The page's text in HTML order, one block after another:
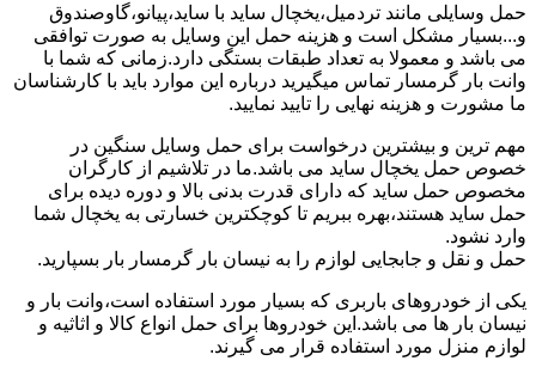
حمل وسایلی مانند تردمیل،یخچال ساید با ساید،پیانو،گاوصندوق
و...بسیار مشکل است و هزینه حمل این وسایل به صورت توافقی
می باشد و معمولا به تعداد طبقات بستگی دارد.زمانی که شما با
وانت بار گرمسار تماس میگیرید درباره این موارد باید با کارشناسان
ما مشورت و هزینه نهایی را تایید نمایید.
مهم ترین و بیشترین درخواست برای حمل وسایل سنگین در
خصوص حمل یخچال ساید می باشد.ما در تلاشیم از کارگران
مخصوص حمل ساید که دارای قدرت بدنی بالا و دوره دیده برای
حمل ساید هستند،بهره ببریم تا کوچکترین خسارتی به یخچال شما
وارد نشود.
حمل و نقل و جابجایی لوازم را به نیسان بار گرمسار بار بسپارید.
یکی از خودروهای باربری که بسیار مورد استفاده است،وانت بار و
نیسان بار ها می باشد.این خودروها برای حمل انواع کالا و اثاثیه و
لوازم منزل مورد استفاده قرار می گیرند.